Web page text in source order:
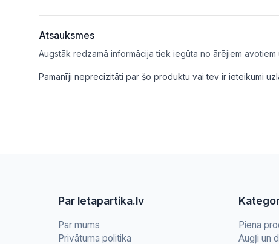
Atsauksmes
Augstāk redzamā informācija tiek iegūta no ārējiem
Pamanīji neprecizitāti par šo produktu vai tev ir ieteikumi
Par letapartika.lv
Par mums
Privātuma politika
Piena
Augļi un